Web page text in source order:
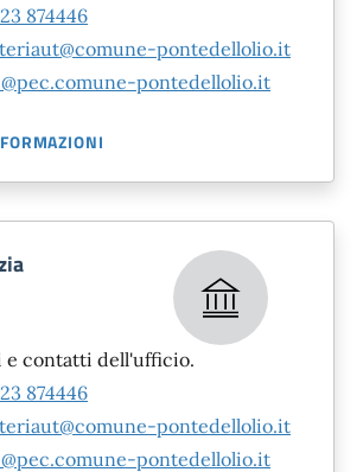
874446
pontedellolio.it
pontedellolio.it
e contatti dell'ufficio.
874446
pontedellolio.it
pontedellolio.it